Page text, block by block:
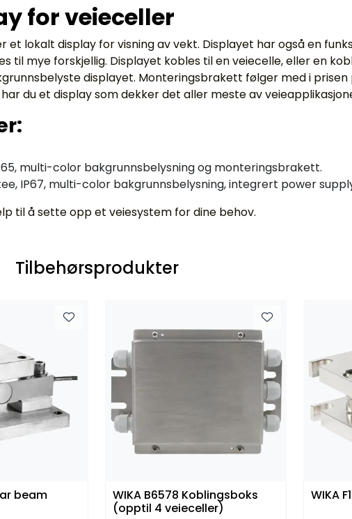
for veieceller
et lokalt display for visning av vekt. Displayet har også en
til mye forskjellig. Displayet kobles til en veiecelle, eller en
displayet. Monteringsbrakett følger med i prisen
du et display som dekker det aller meste av
multi-color bakgrunnsbelysning og monteringsbrakett.
IP67, multi-color bakgrunnsbelysning, integrert power
til å sette opp et veiesystem for dine behov.
Tilbehørsprodukter
beam
WIKA B6578 Koblingsboks
(opptil 4 veieceller)
WIKA